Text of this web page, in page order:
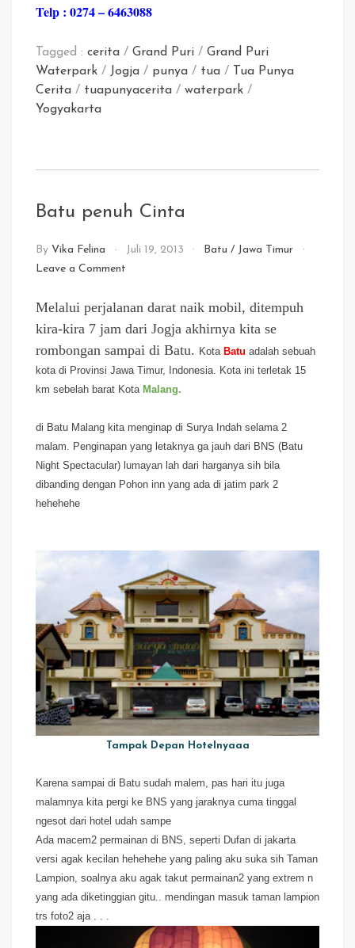
Telp : 0274 – 6463088
Tagged : cerita / Grand Puri / Grand Puri
Waterpark / Jogja / punya / tua / Tua Punya
Cerita / tuapunyacerita / waterpark /
Yogyakarta
Batu penuh Cinta
By Vika Felina Juli 19, 2013 Batu / Jawa Timur
Leave a Comment
penuh
Melalui perjalanan darat naik mobil, ditempuh
kira-kira 7 jam dari Jogja akhirnya kita se
rombongan sampai di Batu. Kota Batu adalah sebuah
kota di Provinsi Jawa Timur, Indonesia. Kota ini terletak 15
km sebelah barat Kota Malang.
di Batu Malang kita menginap di Surya Indah selama 2
malam. Penginapan yang letaknya ga jauh dari BNS (Batu
Night Spectacular) lumayan lah dari harganya sih bila
dibanding dengan Pohon inn yang ada di jatim park 2
hehehehe
Tampak Depan Hotelnyaaa
Karena sampai di Batu sudah malem, pas hari itu juga
malamnya kita pergi ke BNS yang jaraknya cuma tinggal
ngesot dari hotel udah sampe
Ada macem2 permainan di BNS, seperti Dufan di jakarta
versi agak kecilan hehehehe yang paling aku suka sih Taman
Lampion, soalnya aku agak takut permainan2 yang extrem n
yang ada diketinggian gitu.. mendingan masuk taman lampion
trs foto2 aja . . .